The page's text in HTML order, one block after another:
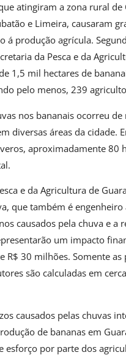
atingiram a zona rural de
e Limeira, causaram
á produção agrícula.
da Pesca e da
1,5 mil hectares de
pelo menos, 239
nos bananais ocorreu de
diversas áreas da cidade.
aproximadamente 80
e da Agricultura de
que também é
causados pela chuva e a
um impacto
R$ 30 milhões. Somente as
são calculadas em
causados pelas chuvas
de bananas em
esforço por parte dos